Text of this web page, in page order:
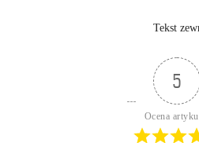
Tekst
5
Ocena